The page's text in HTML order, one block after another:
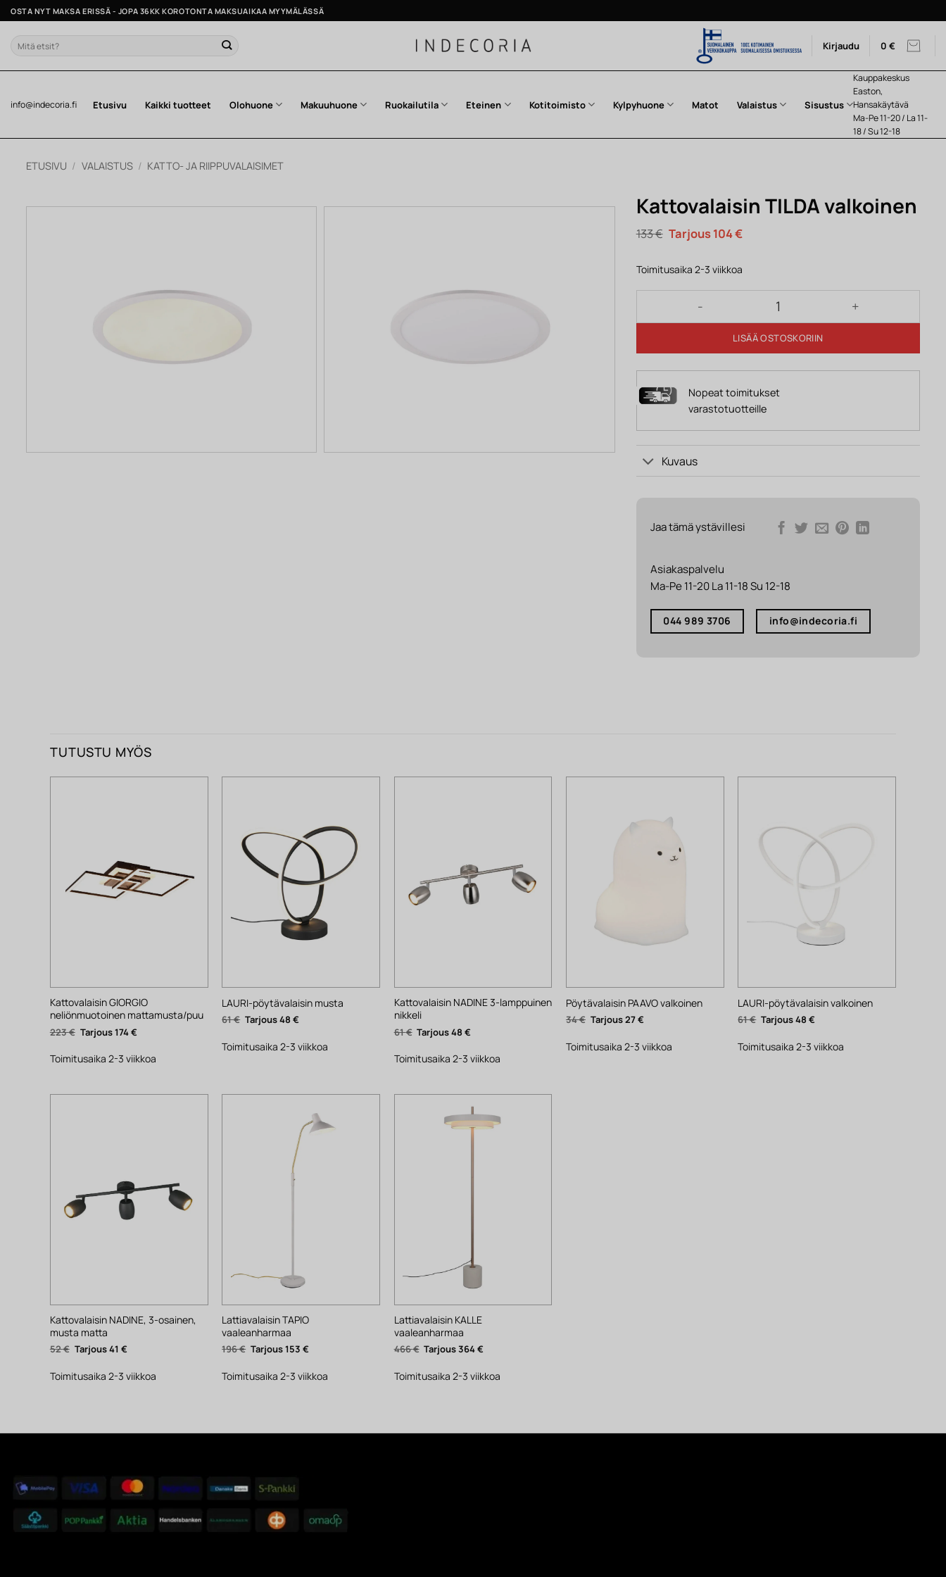
Skip
to
content
OSTA NYT MAKSA ERISSÄ - JOPA 36KK KOROTONTA MAKSUAIKAA MYYMÄLÄSSÄ
Etsi: Kirjaudu 0 €
info@indecoria.fi Etusivu Kaikki tuotteet Olohuone Makuuhuone Ruokailutila Eteinen Kotitoimisto Kylpyhuone Matot Valaistus Sisustus
Kauppakeskus
Easton,
Hansakäytävä
Ma-Pe 11-20 / La 11-
18 / Su 12-18
ETUSIVU / VALAISTUS / KATTO- JA RIIPPUVALAISIMET
Kattovalaisin TILDA valkoinen
133€ Alkuperäinen
hinta
133 €.
104€Nykyinen
104 €.
Toimitusaika 2-3 viikkoa
Kattovalaisin TILDA valkoinen määrä
LISÄÄ OSTOSKORIIN
Nopeat toimitukset
varastotuotteille
Kuvaus
Jaa tämä ystävillesi
Asiakaspalvelu
Ma-Pe 11-20 La 11-18 Su 12-18
044 989 3706 info@indecoria.fi
TUTUSTU MYÖS
Kattovalaisin GIORGIO
neliönmuotoinen mattamusta/puu
223€ Alkuperäinen
hinta
223 €.
174€Nykyinen
hinta
174 €.
Toimitusaika 2-3 viikkoa
LAURI-pöytävalaisin musta
61€ Alkuperäinen
hinta
61 €.
48€
48 €.
Toimitusaika 2-3 viikkoa
Kattovalaisin NADINE 3-lamppuinen
nikkeli
61€ Alkuperäinen
hinta
61 €.
48€
48 €.
Toimitusaika 2-3 viikkoa
Pöytävalaisin PAAVO valkoinen
34€ Alkuperäinen
hinta
34 €.
27€Nykyinen
hinta
27 €.
Toimitusaika 2-3 viikkoa
LAURI-pöytävalaisin valkoinen
61€ Alkuperäinen
hinta
61 €.
48€
48 €.
Toimitusaika 2-3 viikkoa
Kattovalaisin NADINE, 3-osainen,
musta matta
52€ Alkuperäinen
hinta
52 €.
41 €Nykyinen
41 €.
Toimitusaika 2-3 viikkoa
Lattiavalaisin TAPIO
vaaleanharmaa
196€ Alkuperäinen
hinta
196 €.
153€
153 €.
Toimitusaika 2-3 viikkoa
Lattiavalaisin KALLE
vaaleanharmaa
466€ Alkuperäinen
hinta
466 €.
364€
364 €.
Toimitusaika 2-3 viikkoa